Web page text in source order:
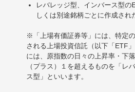
レバレッジ型、インバース型
しくは別途銘柄ごとに作成さ
※「上場有価証券等」には、特定
される上場投資信託（以下「ETF
には、原指数の日々の上昇率・下
（プラス）１を超えるものを「
ス型」といいます。